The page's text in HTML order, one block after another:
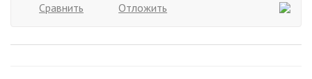
Сравнить Отложить